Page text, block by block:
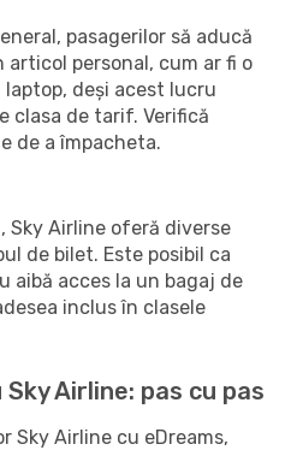
pasagerilor să aducă
articol personal, cum ar fi o
deși acest lucru
clasa de tarif. Verifică
de a împacheta.
Sky Airline oferă diverse
de bilet. Este posibil ca
aibă acces la un bagaj de
inclus în clasele
Airline: pas cu pas
Sky Airline cu eDreams,